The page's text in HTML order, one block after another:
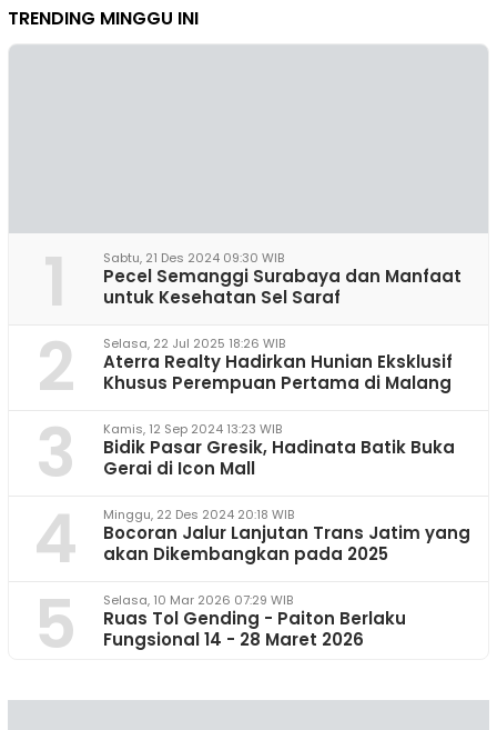
TRENDING MINGGU INI
1 Sabtu, 21 Des 2024 09:30 WIB
Pecel Semanggi Surabaya dan Manfaat
untuk Kesehatan Sel Saraf
2 Selasa, 22 Jul 2025 18:26 WIB
Aterra Realty Hadirkan Hunian Eksklusif
Khusus Perempuan Pertama di Malang
3 Kamis, 12 Sep 2024 13:23 WIB
Bidik Pasar Gresik, Hadinata Batik Buka
Gerai di Icon Mall
4 Minggu, 22 Des 2024 20:18 WIB
Bocoran Jalur Lanjutan Trans Jatim yang
akan Dikembangkan pada 2025
5 Selasa, 10 Mar 2026 07:29 WIB
Ruas Tol Gending - Paiton Berlaku
Fungsional 14 - 28 Maret 2026